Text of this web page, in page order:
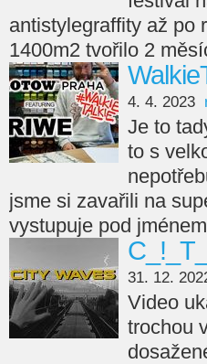
antistylegraffity až po
1400m2 tvořilo 2
4. 4. 2023
Je to
to s
jsme si zavařili na
vystupuje pod
31. 12.
Video
trochou